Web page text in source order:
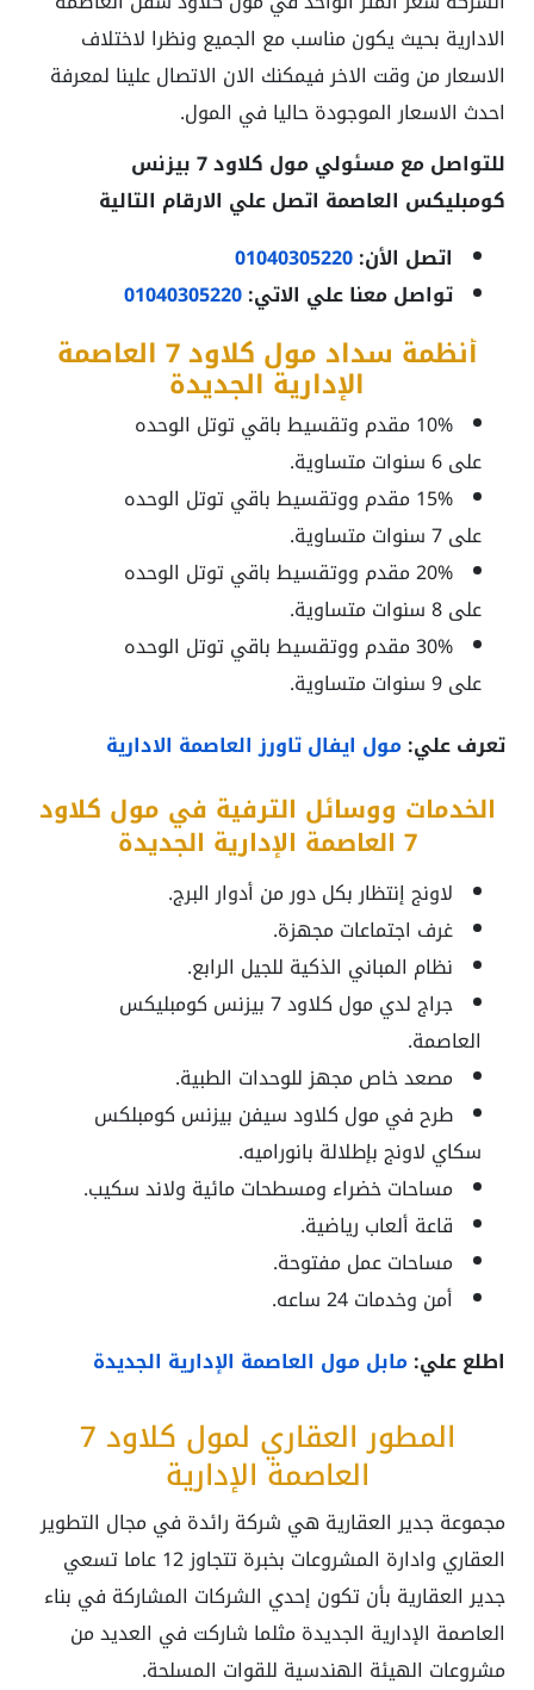
الادارية بحيث يكون مناسب مع الجميع ونظرا لاختلاف
الاسعار من وقت الاخر فيمكنك الان الاتصال علينا لمعرفة
احدث الاسعار الموجودة حاليا في المول.
للتواصل مع مسئولي مول كلاود 7 بيزنس
كومبليكس العاصمة اتصل علي الارقام التالية
اتصل الأن:01040305220
تواصل معنا علي الاتي:01040305220
أنظمة سداد مول كلاود 7 العاصمة
الإدارية الجديدة
10% مقدم وتقسيط باقي توتل الوحده
على 6 سنوات متساوية.
15% مقدم ووتقسيط باقي توتل الوحده
على 7 سنوات متساوية.
20% مقدم ووتقسيط باقي توتل الوحده
على 8 سنوات متساوية.
30% مقدم ووتقسيط باقي توتل الوحده
على 9 سنوات متساوية.
تعرف علي:مول ايفال تاورز العاصمة الادارية
الخدمات ووسائل الترفية في مول كلاود
7 العاصمة الإدارية الجديدة
لاونج إنتظار بكل دور من أدوار البرج.
غرف اجتماعات مجهزة.
نظام المباني الذكية للجيل الرابع.
جراج لدي مول كلاود 7 بيزنس كومبليكس
العاصمة.
مصعد خاص مجهز للوحدات الطبية.
طرح في مول كلاود سيفن بيزنس كومبلكس
سكاي لاونج بإطلالة بانوراميه.
مساحات خضراء ومسطحات مائية ولاند سكيب.
قاعة ألعاب رياضية.
مساحات عمل مفتوحة.
أمن وخدمات 24 ساعه.
اطلع علي:مابل مول العاصمة الإدارية الجديدة
المطور العقاري لمول كلاود 7
العاصمة الإدارية
مجموعة جدير العقارية هي شركة رائدة في مجال التطوير
العقاري وادارة المشروعات بخبرة تتجاوز 12 عاما تسعي
جدير العقارية بأن تكون إحدي الشركات المشاركة في بناء
العاصمة الإدارية الجديدة مثلما شاركت في العديد من
مشروعات الهيئة الهندسية للقوات المسلحة.